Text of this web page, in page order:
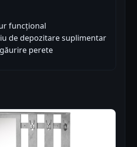
funcțional
de depozitare suplimentar
perete